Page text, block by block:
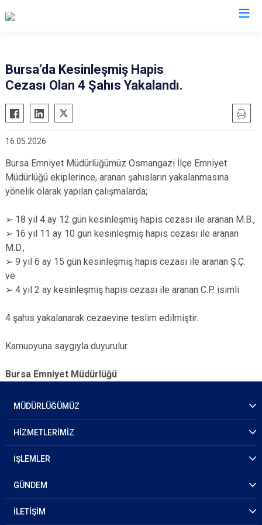
Bursa’da Kesinleşmiş Hapis
Cezası Olan 4 Şahıs Yakalandı.
16.05.2026
Bursa Emniyet Müdürlüğümüz Osmangazi İlçe Emniyet
Müdürlüğü ekiplerince, aranan şahısların yakalanmasına
yönelik olarak yapılan çalışmalarda;
➢ 18 yıl 4 ay 12 gün kesinleşmiş hapis cezası ile aranan M.B.,
➢ 16 yıl 11 ay 10 gün kesinleşmiş hapis cezası ile aranan
M.D.,
➢ 9 yıl 6 ay 15 gün kesinleşmiş hapis cezası ile aranan Ş.Ç.
ve
➢ 4 yıl 2 ay kesinleşmiş hapis cezası ile aranan C.P. isimli
4 şahıs yakalanarak cezaevine teslim edilmiştir.
Kamuoyuna saygıyla duyurulur.
Bursa Emniyet Müdürlüğü
MÜDÜRLÜĞÜMÜZ
HİZMETLERİMİZ
İŞLEMLER
GÜNDEM
İLETİŞİM